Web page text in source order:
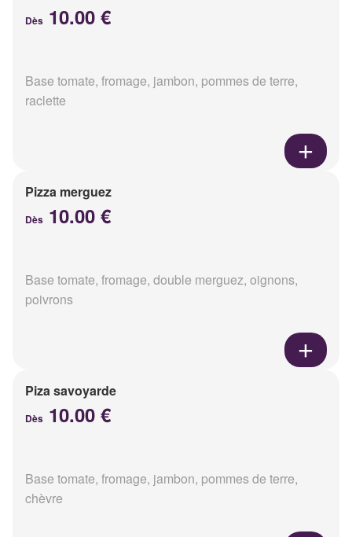
Dès 10.00 €
Base tomate, fromage, jambon, pommes de terre,
raclette
Pizza merguez
Dès 10.00 €
Base tomate, fromage, double merguez, oignons,
poivrons
Piza savoyarde
Dès 10.00 €
Base tomate, fromage, jambon, pommes de terre,
chèvre